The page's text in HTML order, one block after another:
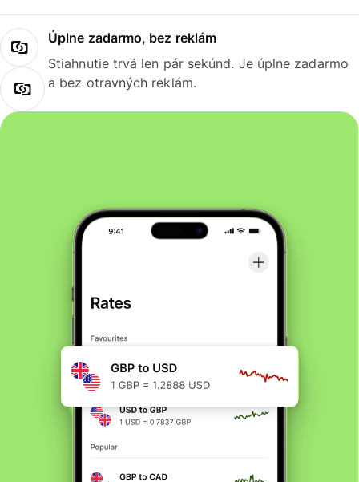
Úplne zadarmo, bez reklám
Stiahnutie trvá len pár sekúnd. Je úplne zadarmo
a bez otravných reklám.